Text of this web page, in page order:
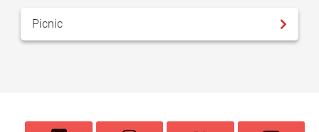
Picnic